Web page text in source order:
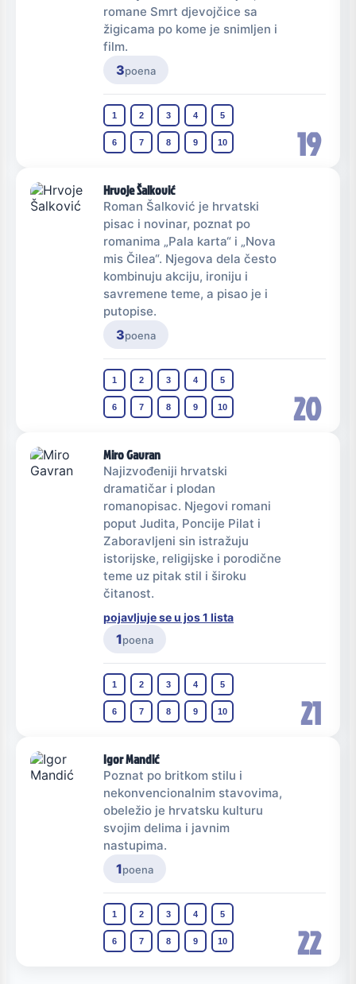
19
romane Smrt djevojčice sa
žigicama po kome je snimljen i
film.
3poena
1 2 3 4 5
6 7 8 9 10
20
Hrvoje Šalković
Roman Šalković je hrvatski
pisac i novinar, poznat po
romanima „Pala karta“ i „Nova
mis Čilea“. Njegova dela često
kombinuju akciju, ironiju i
savremene teme, a pisao je i
putopise.
3poena
1 2 3 4 5
6 7 8 9 10
21
Miro Gavran
Najizvođeniji hrvatski
dramatičar i plodan
romanopisac. Njegovi romani
poput Judita, Poncije Pilat i
Zaboravljeni sin istražuju
istorijske, religijske i porodične
teme uz pitak stil i široku
čitanost.
pojavljuje se u jos 1 lista
1poena
1 2 3 4 5
6 7 8 9 10
22
Igor Mandić
Poznat po britkom stilu i
nekonvencionalnim stavovima,
obeležio je hrvatsku kulturu
svojim delima i javnim
nastupima.
1poena
1 2 3 4 5
6 7 8 9 10